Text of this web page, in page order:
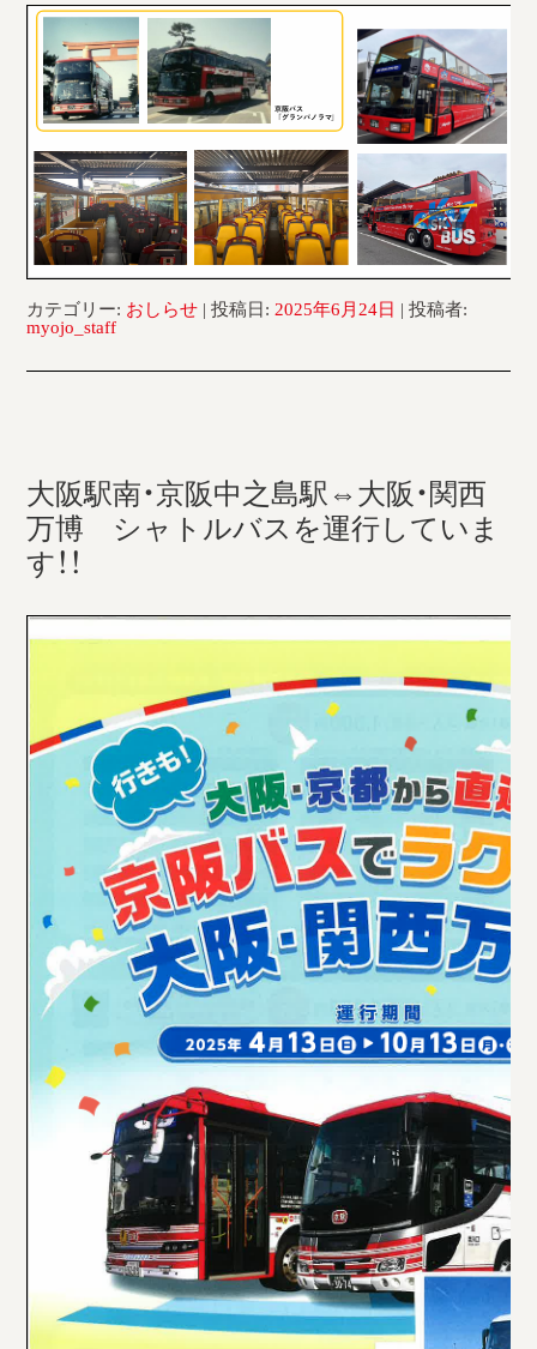
カテゴリー: おしらせ | 投稿日: 2025年6月24日 |投稿者:
myojo_staff
大阪駅南・京阪中之島駅⇔大阪・関西
万博 シャトルバスを運行していま
す！！